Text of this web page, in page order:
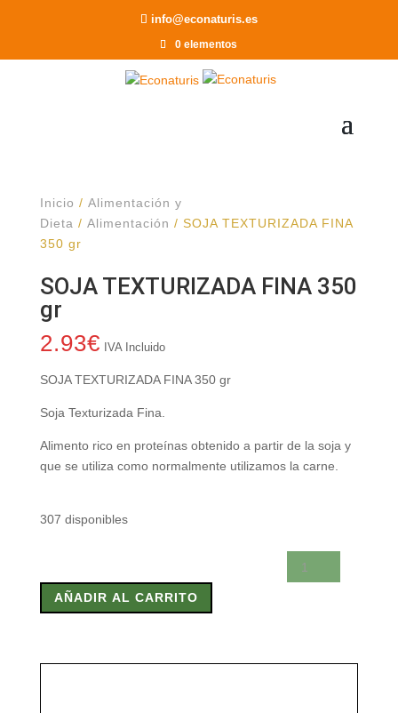
info@econaturis.es
0 elementos
Inicio / Alimentación y
Dieta / Alimentación / SOJA TEXTURIZADA FINA
350 gr
SOJA TEXTURIZADA FINA 350
gr
2.93€ IVA Incluido
SOJA TEXTURIZADA FINA 350 gr
Soja Texturizada Fina.
Alimento rico en proteínas obtenido a partir de la soja y
que se utiliza como normalmente utilizamos la carne.
307 disponibles
TEXTURIZADA
FINA
cantidad
AÑADIR AL CARRITO